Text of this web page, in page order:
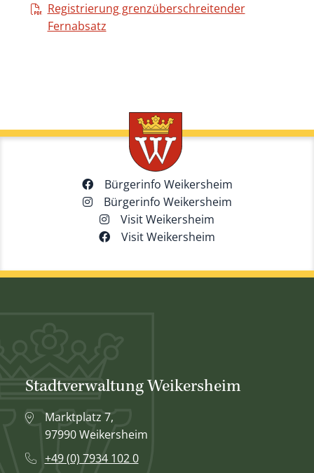
Registrierung grenzüberschreitender
Fernabsatz
Bürgerinfo Weikersheim
Bürgerinfo Weikersheim
Visit Weikersheim
Visit Weikersheim
Stadtverwaltung Weikersheim
Marktplatz 7,
97990 Weikersheim
+49 (0) 7934 102 0